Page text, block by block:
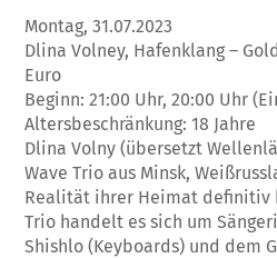
Montag, 31.07.2023
Dlina Volney, Hafenklang –
Euro
Beginn: 21:00 Uhr, 20:00 Uhr
Altersbeschränkung: 18 Jahre
Dlina Volny (übersetzt
Wave Trio aus Minsk,
Realität ihrer Heimat definitiv
Trio handelt es sich um
Shishlo (Keyboards) und dem